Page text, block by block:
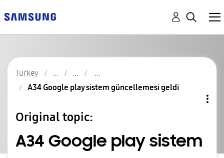
Turkey
A34 Google play sistem güncellemesi geldi
Original topic:
A34 Google play sistem